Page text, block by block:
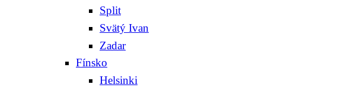
Split
Svätý Ivan
Zadar
Fínsko
Helsinki